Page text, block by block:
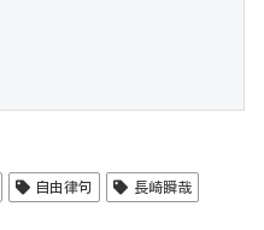
自由律句 長崎瞬哉